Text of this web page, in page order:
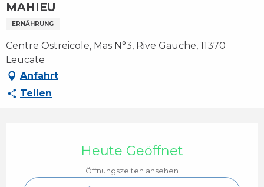
MAHIEU
ERNÄHRUNG
Centre Ostreicole, Mas N°3, Rive Gauche, 11370
Leucate
Anfahrt
Teilen
Heute Geöffnet
Öffnungszeiten ansehen